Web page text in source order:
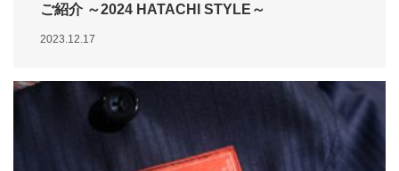
ご紹介 ～2024 HATACHI STYLE～
2023.12.17